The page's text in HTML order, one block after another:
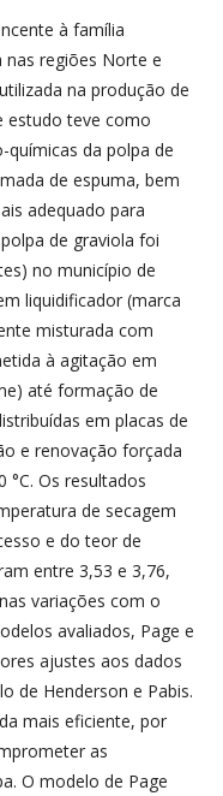
à família
nas regiões Norte e
na produção de
estudo teve como
da polpa de
de espuma, bem
adequado para
de graviola foi
no município de
liquidificador (marca
misturada com
à agitação em
até formação de
em placas de
e renovação forçada
°C. Os resultados
de secagem
e do teor de
entre 3,53 e 3,76,
variações com o
avaliados, Page e
ajustes aos dados
de Henderson e Pabis.
mais eficiente, por
as
O modelo de Page